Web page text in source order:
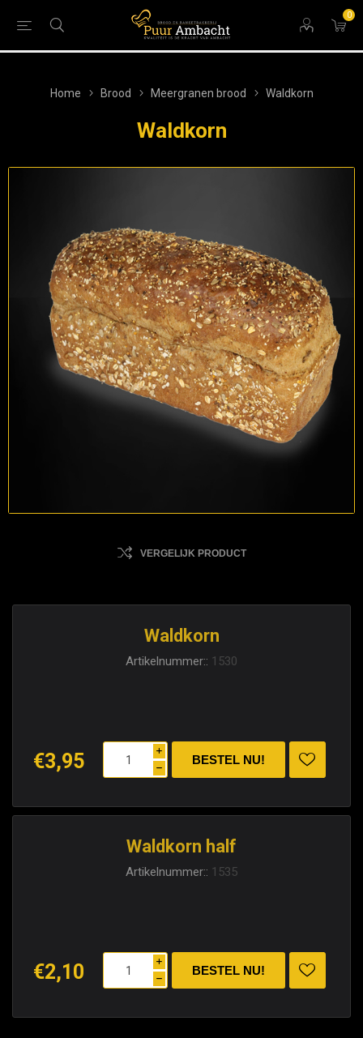
0
Home Brood Meergranen brood Waldkorn
Waldkorn
VERGELIJK PRODUCT
Waldkorn
Artikelnummer:: 1530
€3,95 i
h
Waldkorn half
Artikelnummer:: 1535
€2,10 i
h